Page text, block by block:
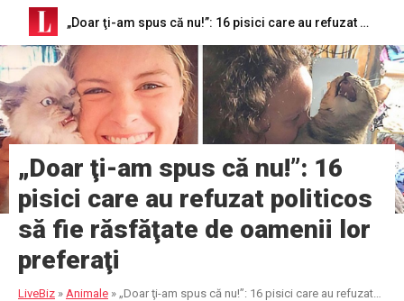
„Doar ţi-am spus că nu!”: 16 pisici care au refuzat politicos să fie răsfăţate de oamenii lor preferaţi
„Doar ţi-am spus că nu!”: 16
pisici care au refuzat politicos
să fie răsfăţate de oamenii lor
preferaţi
LiveBiz » Animale » „Doar ţi-am spus că nu!”: 16 pisici care au refuzat